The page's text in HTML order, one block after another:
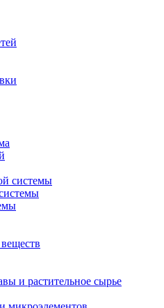
системы
и растительное сырье